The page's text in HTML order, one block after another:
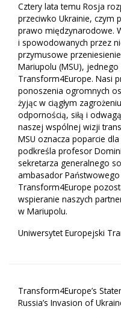
Cztery lata temu Rosja
przeciwko Ukrainie, czym
prawo międzynarodowe.
i spowodowanych przez
przymusowe
Mariupolu (MSU),
Transform4Europe. Nasi
ponoszenia ogromnych
żyjąc w ciągłym
odpornością, siłą i
naszej wspólnej wizji
MSU oznacza poparcie
podkreśla profesor
sekretarza generalnego
ambasador
Transform4Europe
wspieranie naszych
w Mariupolu.
Uniwersytet Europejski
Transform4Europe’s
Russia’s Invasion of